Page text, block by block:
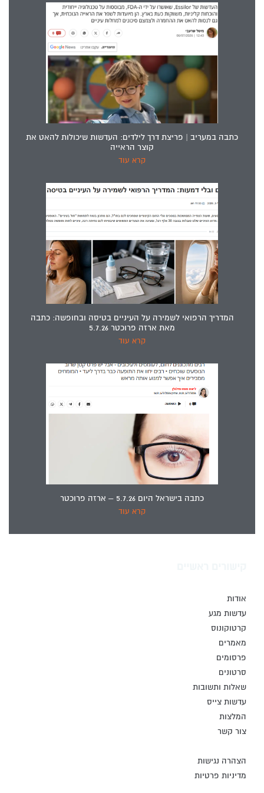
כתבה במעריב | פריצת דרך לילדים: העדשות שיכולות להאט את
קוצר הראייה
קרא עוד
המדריך הרפואי לשמירה על העיניים בטיסה ובחופשה: כתבה
מאת ארזה פרוכטר 5.7.26
קרא עוד
כתבה בישראל היום 5.7.26 – ארזה פרוכטר
קרא עוד
אודות
עדשות מגע
קרטוקונוס
מאמרים
פרסומים
סרטונים
שאלות ותשובות
עדשות צייס
המלצות
צור קשר
הצהרה נגישות
מדיניות פרטיות